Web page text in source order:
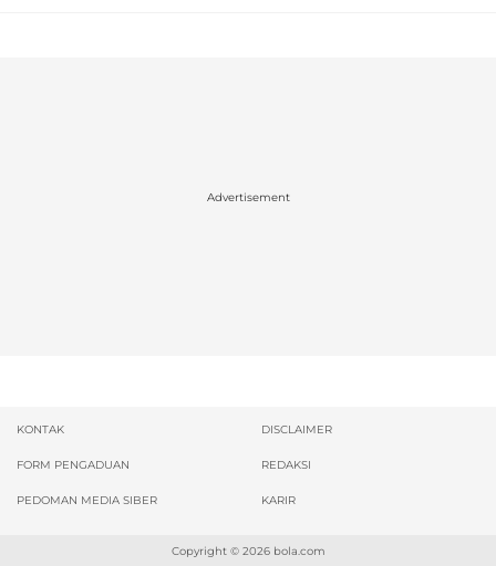
Advertisement
KONTAK DISCLAIMER
FORM PENGADUAN REDAKSI
PEDOMAN MEDIA SIBER KARIR
Copyright © 2026 bola.com